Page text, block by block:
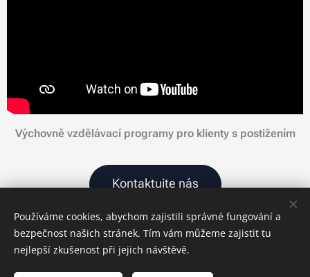
Výchovně vzdělávací programy pro klienty s postižením
Kontaktujte nás
Používáme cookies, abychom zajistili správné fungování a
bezpečnost našich stránek. Tím vám můžeme zajistit tu
nejlepší zkušenost při jejich návštěvě.